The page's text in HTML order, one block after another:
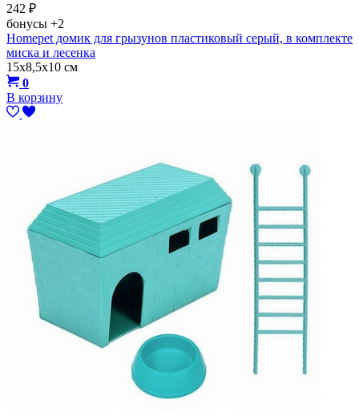
242 ₽
бонусы +2
Homepet домик для грызунов пластиковый серый, в комплекте
миска и лесенка
15х8,5х10 см
0
В корзину